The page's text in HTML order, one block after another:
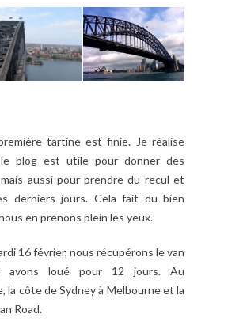
tartine est finie. Je réalise
blog est utile pour donner des
aussi pour prendre du recul et
derniers jours. Cela fait du bien
en prenons plein les yeux.
16 février, nous récupérons le van
avons loué pour 12 jours. Au
la côte de Sydney à Melbourne et la
Road.